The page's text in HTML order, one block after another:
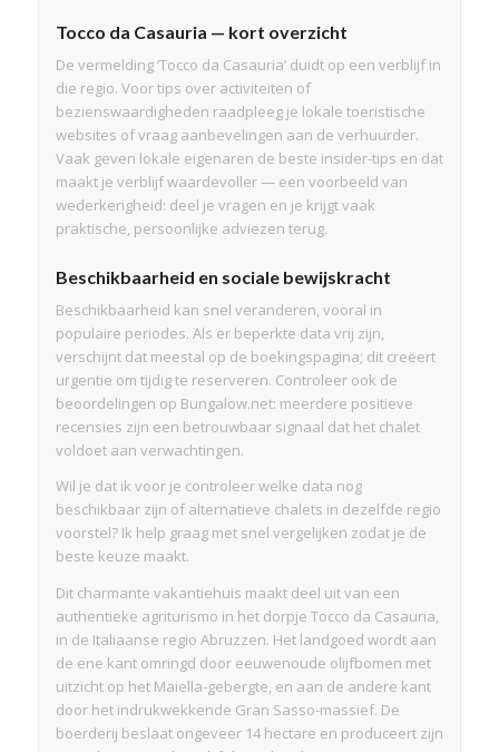
Tocco da Casauria — kort overzicht
De vermelding ‘Tocco da Casauria’ duidt op een verblijf in
die regio. Voor tips over activiteiten of
bezienswaardigheden raadpleeg je lokale toeristische
websites of vraag aanbevelingen aan de verhuurder.
Vaak geven lokale eigenaren de beste insider-tips en dat
maakt je verblijf waardevoller — een voorbeeld van
wederkerigheid: deel je vragen en je krijgt vaak
praktische, persoonlijke adviezen terug.
Beschikbaarheid en sociale bewijskracht
Beschikbaarheid kan snel veranderen, vooral in
populaire periodes. Als er beperkte data vrij zijn,
verschijnt dat meestal op de boekingspagina; dit creëert
urgentie om tijdig te reserveren. Controleer ook de
beoordelingen op Bungalow.net: meerdere positieve
recensies zijn een betrouwbaar signaal dat het chalet
voldoet aan verwachtingen.
Wil je dat ik voor je controleer welke data nog
beschikbaar zijn of alternatieve chalets in dezelfde regio
voorstel? Ik help graag met snel vergelijken zodat je de
beste keuze maakt.
Dit charmante vakantiehuis maakt deel uit van een
authentieke agriturismo in het dorpje Tocco da Casauria,
in de Italiaanse regio Abruzzen. Het landgoed wordt aan
de ene kant omringd door eeuwenoude olijfbomen met
uitzicht op het Maiella-gebergte, en aan de andere kant
door het indrukwekkende Gran Sasso-massief. De
boerderij beslaat ongeveer 14 hectare en produceert zijn